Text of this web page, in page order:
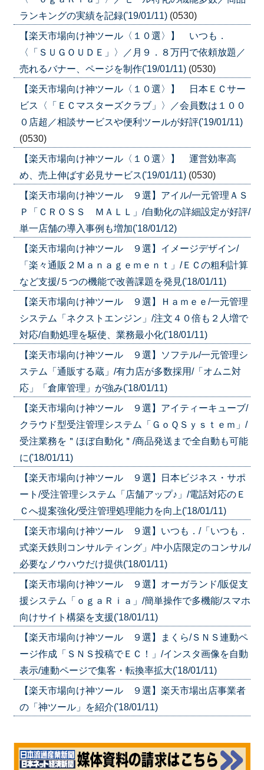
ランキングの実績を記録('19/01/11) (0530)
【楽天市場向け神ツール〈１０選〉】 いつも．
〈「ＳＵＧＯＵＤＥ」〉／月９．８万円で依頼放題／
売れるバナー、ページを制作('19/01/11) (0530)
【楽天市場向け神ツール〈１０選〉】 日本ＥＣサー
ビス〈「ＥＣマスターズクラブ」〉／会員数は１００
０店超／相談サービスや便利ツールが好評('19/01/11)
(0530)
【楽天市場向け神ツール〈１０選〉】 運営効率高
め、売上伸ばす必見サービス('19/01/11) (0530)
【楽天市場向け神ツール ９選】アイル/一元管理ＡＳ
Ｐ「ＣＲＯＳＳ ＭＡＬＬ」/自動化の詳細設定が好評/
単一店舗の導入事例も増加('18/01/12)
【楽天市場向け神ツール ９選】イメージデザイン/
「楽々通販２Ｍａｎａｇｅｍｅｎｔ」/ＥＣの粗利計算
など支援/５つの機能で改善課題を発見('18/01/11)
【楽天市場向け神ツール ９選】Ｈａｍｅｅ/一元管理
システム「ネクストエンジン」/注文４０倍も２人増で
対応/自動処理を駆使、業務最小化('18/01/11)
【楽天市場向け神ツール ９選】ソフテル/一元管理シ
ステム「通販する蔵」/有力店が多数採用/「オムニ対
応」「倉庫管理」が強み('18/01/11)
【楽天市場向け神ツール ９選】アイティーキューブ/
クラウド型受注管理システム「ＧｏＱＳｙｓｔｅｍ」/
受注業務を＂ほぼ自動化＂/商品発送まで全自動も可能
に('18/01/11)
【楽天市場向け神ツール ９選】日本ビジネス・サポ
ート/受注管理システム「店舗アップ♪」/電話対応のＥ
Ｃへ提案強化/受注管理処理能力を向上('18/01/11)
【楽天市場向け神ツール ９選】いつも．/「いつも．
式楽天鉄則コンサルティング」/中小店限定のコンサル/
必要なノウハウだけ提供('18/01/11)
【楽天市場向け神ツール ９選】オーガランド/販促支
援システム「ｏｇａＲｉａ」/簡単操作で多機能/スマホ
向けサイト構築を支援('18/01/11)
【楽天市場向け神ツール ９選】まくら/ＳＮＳ連動ペ
ージ作成「ＳＮＳ投稿でＥＣ！」/インスタ画像を自動
表示/連動ページで集客・転換率拡大('18/01/11)
【楽天市場向け神ツール ９選】楽天市場出店事業者
の「神ツール」を紹介('18/01/11)